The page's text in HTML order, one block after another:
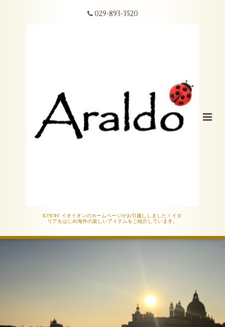
029-893-3520
IO?ION! イオイオンのホームページがお引越ししました！イタ
リアをはじめ海外の楽しいアイテムをご紹介しています。